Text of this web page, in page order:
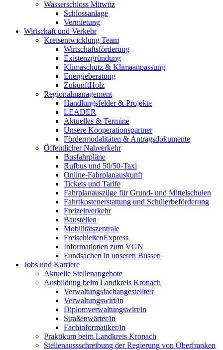
Wasserschloss Mitwitz
Schlossanlage
Vermietung
Wirtschaft und Verkehr
Kreisentwicklung Team
Wirtschaftsförderung
Existenzgründung
Klimaschutz & Klimaanpassung
Energieberatung
ZukunftHolz
Regionalmanagement
Handlungsfelder & Projekte
LEADER
Aktuelles & Termine
Unsere Kooperationspartner
Fördermodalitäten & Antragsdokumente
Öffentlicher Nahverkehr
Busfahrpläne
Rufbus und 50/50-Taxi
Online-Fahrplanauskunft
Tickets und Tarife
Fahrplanauszüge für Grund- und Mittelschulen
Fahrtkostenerstattung und Schülerbeförderung
Freizeitverkehr
Baustellen
Mobilitätszentrale
FreischießenExpress
Informationen zum VGN
Fundsachen in unseren Bussen
Jobs und Karriere
Aktuelle Stellenangebote
Ausbildung beim Landkreis Kronach
Verwaltungsfachangestellte/r
Verwaltungswirt/in
Diplomverwaltungswirt/in
Straßenwärter/in
Fachinformatiker/in
Praktikum beim Landkreis Kronach
Stellenaussschreibung der Regierung von Oberfranken